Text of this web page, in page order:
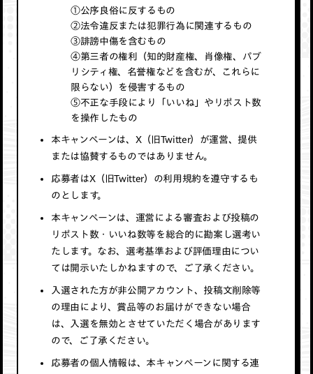
①公序良俗に反するもの
②法令違反または犯罪行為に関連するもの
③誹謗中傷を含むもの
④第三者の権利（知的財産権、肖像権、パブ
リシティ権、名誉権などを含むが、これらに
限らない）を侵害するもの
⑤不正な手段により「いいね」やリポスト数
を操作したもの
本キャンペーンは、X（旧Twitter）が運営、提供
または協賛するものではありません。
応募者はX（旧Twitter）の利用規約を遵守するも
のとします。
本キャンペーンは、運営による審査および投稿の
リポスト数・いいね数等を総合的に勘案し選考い
たします。なお、選考基準および評価理由につい
ては開示いたしかねますので、ご了承ください。
入選された方が非公開アカウント、投稿文削除等
の理由により、賞品等のお届けができない場合
は、入選を無効とさせていただく場合があります
ので、ご了承ください。
応募者の個人情報は、本キャンペーンに関する連